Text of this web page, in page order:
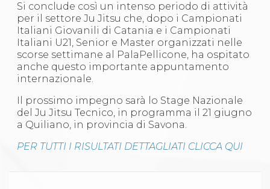
Si conclude così un intenso periodo di attività
per il settore Ju Jitsu che, dopo i Campionati
Italiani Giovanili di Catania e i Campionati
Italiani U21, Senior e Master organizzati nelle
scorse settimane al PalaPellicone, ha ospitato
anche questo importante appuntamento
internazionale.
Il prossimo impegno sarà lo Stage Nazionale
del Ju Jitsu Tecnico, in programma il 21 giugno
a Quiliano, in provincia di Savona.
PER TUTTI I RISULTATI DETTAGLIATI CLICCA QUI